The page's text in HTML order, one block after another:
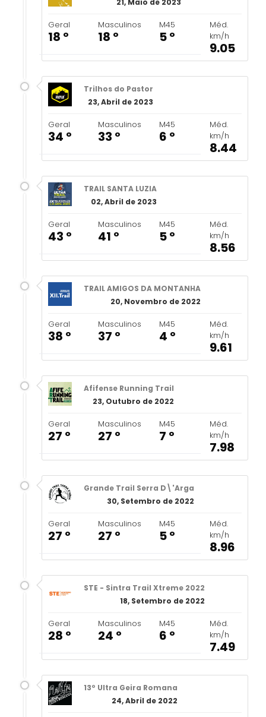
21, Maio de 2023
Geral
18 º
Masculinos
18 º
M45
5 º
Méd.
km/h
9.05
Trilhos do Pastor
23, Abril de 2023
Geral
34 º
Masculinos
33 º
M45
6 º
Méd.
km/h
8.44
TRAIL SANTA LUZIA
02, Abril de 2023
Geral
43 º
Masculinos
41 º
M45
5 º
Méd.
km/h
8.56
TRAIL AMIGOS DA MONTANHA
20, Novembro de 2022
Geral
38 º
Masculinos
37 º
M45
4 º
Méd.
km/h
9.61
Afifense Running Trail
23, Outubro de 2022
Geral
27 º
Masculinos
27 º
M45
7 º
Méd.
km/h
7.98
Grande Trail Serra D\'Arga
30, Setembro de 2022
Geral
27 º
Masculinos
27 º
M45
5 º
Méd.
km/h
8.96
STE - Sintra Trail Xtreme 2022
18, Setembro de 2022
Geral
28 º
Masculinos
24 º
M45
6 º
Méd.
km/h
7.49
13º Ultra Geira Romana
24, Abril de 2022